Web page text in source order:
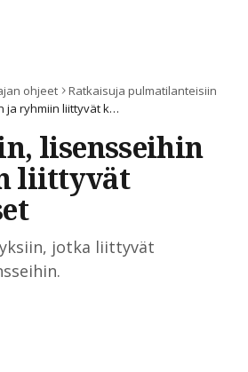
ohjeet
Ratkaisuja pulmatilanteisiin
Tunnuksiin, lisensseihin ja ryhmiin liittyvät kysymykset
lisensseihin
liittyvät
jotka liittyvät